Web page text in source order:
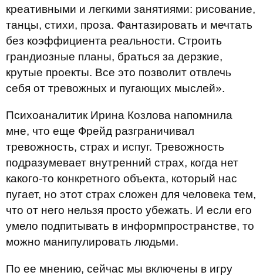
креативными и легкими занятиями: рисование,
танцы, стихи, проза. Фантазировать и мечтать
без коэффициента реальности. Строить
грандиозные планы, браться за дерзкие,
крутые проекты. Все это позволит отвлечь
себя от тревожных и пугающих мыслей».
Психоаналитик Ирина Козлова напомнила
мне, что еще Фрейд разграничивал
тревожность, страх и испуг. Тревожность
подразумевает внутренний страх, когда нет
какого-то конкретного объекта, который нас
пугает, но этот страх сложен для человека тем,
что от него нельзя просто убежать. И если его
умело подпитывать в информпространстве, то
можно манипулировать людьми.
По ее мнению, сейчас мы включены в игру